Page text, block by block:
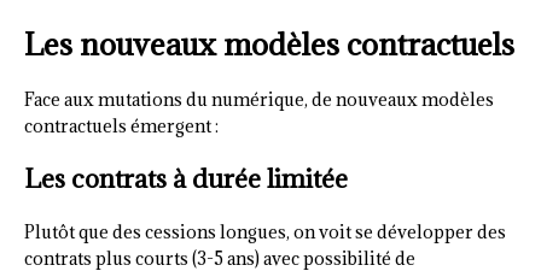
Les nouveaux modèles contractuels
Face aux mutations du numérique, de nouveaux modèles
contractuels émergent :
Les contrats à durée limitée
Plutôt que des cessions longues, on voit se développer des
contrats plus courts (3-5 ans) avec possibilité de